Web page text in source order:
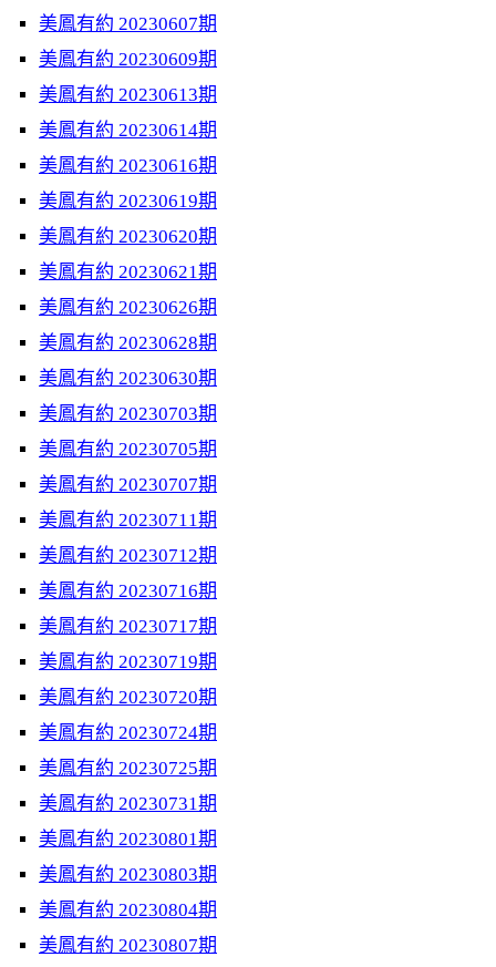
美鳳有約 20230607期
美鳳有約 20230609期
美鳳有約 20230613期
美鳳有約 20230614期
美鳳有約 20230616期
美鳳有約 20230619期
美鳳有約 20230620期
美鳳有約 20230621期
美鳳有約 20230626期
美鳳有約 20230628期
美鳳有約 20230630期
美鳳有約 20230703期
美鳳有約 20230705期
美鳳有約 20230707期
美鳳有約 20230711期
美鳳有約 20230712期
美鳳有約 20230716期
美鳳有約 20230717期
美鳳有約 20230719期
美鳳有約 20230720期
美鳳有約 20230724期
美鳳有約 20230725期
美鳳有約 20230731期
美鳳有約 20230801期
美鳳有約 20230803期
美鳳有約 20230804期
美鳳有約 20230807期